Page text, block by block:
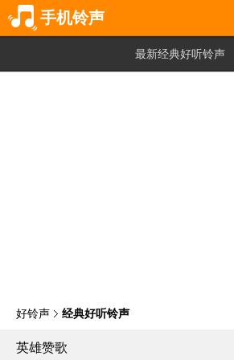
手机铃声
最新经典好听铃声
好铃声 经典好听铃声
英雄赞歌